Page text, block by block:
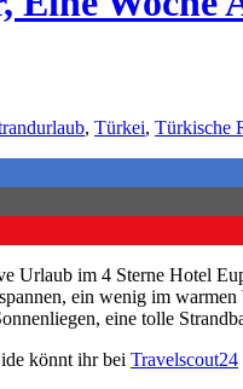
, Türkei, Türkische
Urlaub im 4 Sterne Hotel
ein wenig im
eine tolle
könnt ihr bei Travelscout24